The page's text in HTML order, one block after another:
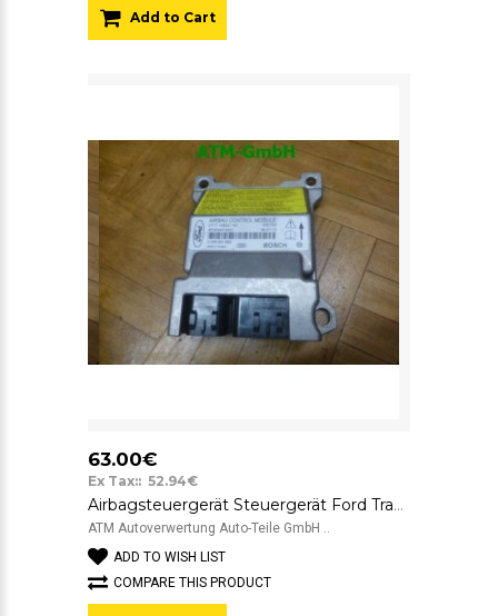
Add to Cart
63.00€
Ex Tax:: 52.94€
Airbagsteuergerät Steuergerät Ford Transit Connect Bosch 2T1T14B321AC
ATM Autoverwertung Auto-Teile GmbH ..
ADD TO WISH LIST
COMPARE THIS PRODUCT